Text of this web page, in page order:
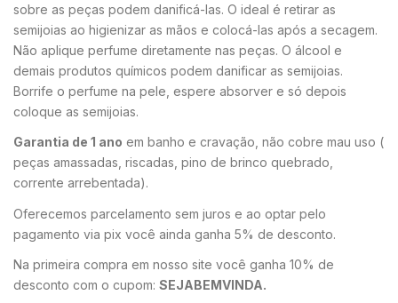
sobre as peças podem danificá-las. O ideal é retirar as
semijoias ao higienizar as mãos e colocá-las após a secagem.
Não aplique perfume diretamente nas peças. O álcool e
demais produtos químicos podem danificar as semijoias.
Borrife o perfume na pele, espere absorver e só depois
coloque as semijoias.
Garantia de 1 ano em banho e cravação, não cobre mau uso (
peças amassadas, riscadas, pino de brinco quebrado,
corrente arrebentada).
Oferecemos parcelamento sem juros e ao optar pelo
pagamento via pix você ainda ganha 5% de desconto.
Na primeira compra em nosso site você ganha 10% de
desconto com o cupom: SEJABEMVINDA.